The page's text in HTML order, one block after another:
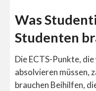
Was
Studenten
Die ECTS-Punkte,
absolvieren müssen,
brauchen Beihilfen,